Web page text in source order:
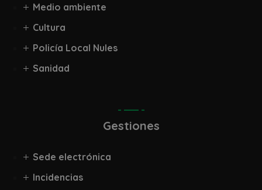
Medio ambiente
Cultura
Policía Local Nules
Sanidad
Gestiones
Sede electrónica
Incidencias